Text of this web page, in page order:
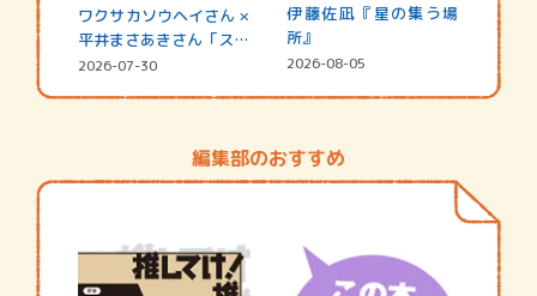
ワクサカソウヘイさん ×
平井まさあきさん「スペ
シャ…
2026-07-30
伊藤佐凪『星の集う場
所』
2026-08-05
編集部のおすすめ